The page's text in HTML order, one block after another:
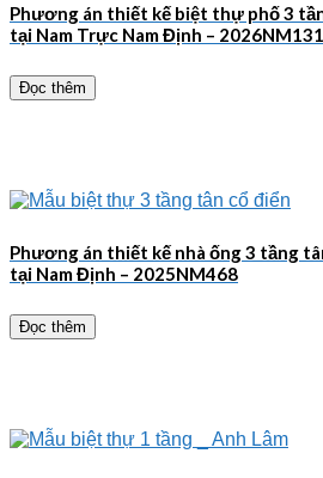
Phương án thiết kế biệt thự phố 3
tại Nam Trực Nam Định – 2026NM131
Đọc thêm
Phương án thiết kế nhà ống 3 tầng
tại Nam Định – 2025NM468
Đọc thêm